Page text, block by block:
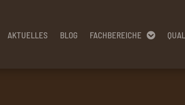
AKTUELLES BLOG FACHBEREICHE